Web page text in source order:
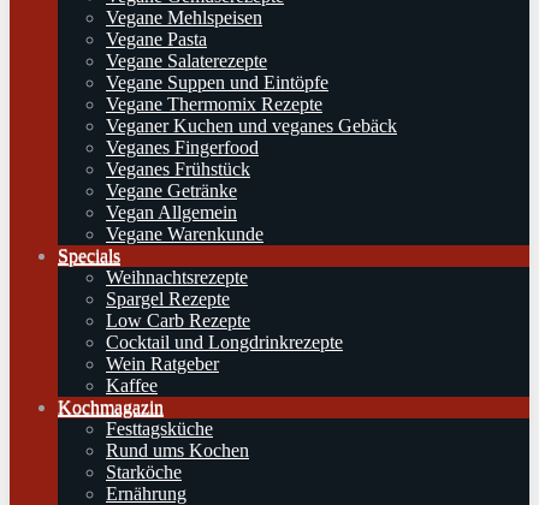
Vegane Mehlspeisen
Vegane Pasta
Vegane Salaterezepte
Vegane Suppen und Eintöpfe
Vegane Thermomix Rezepte
Veganer Kuchen und veganes Gebäck
Veganes Fingerfood
Veganes Frühstück
Vegane Getränke
Vegan Allgemein
Vegane Warenkunde
Specials
Weihnachtsrezepte
Spargel Rezepte
Low Carb Rezepte
Cocktail und Longdrinkrezepte
Wein Ratgeber
Kaffee
Kochmagazin
Festtagsküche
Rund ums Kochen
Starköche
Ernährung